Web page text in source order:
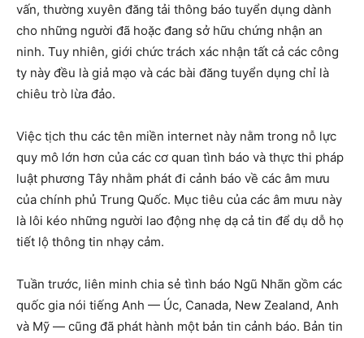
vấn, thường xuyên đăng tải thông báo tuyển dụng dành
cho những người đã hoặc đang sở hữu chứng nhận an
ninh. Tuy nhiên, giới chức trách xác nhận tất cả các công
ty này đều là giả mạo và các bài đăng tuyển dụng chỉ là
chiêu trò lừa đảo.
Việc tịch thu các tên miền internet này nằm trong nỗ lực
quy mô lớn hơn của các cơ quan tình báo và thực thi pháp
luật phương Tây nhằm phát đi cảnh báo về các âm mưu
của chính phủ Trung Quốc. Mục tiêu của các âm mưu này
là lôi kéo những người lao động nhẹ dạ cả tin để dụ dỗ họ
tiết lộ thông tin nhạy cảm.
Tuần trước, liên minh chia sẻ tình báo Ngũ Nhãn gồm các
quốc gia nói tiếng Anh — Úc, Canada, New Zealand, Anh
và Mỹ — cũng đã phát hành một bản tin cảnh báo. Bản tin